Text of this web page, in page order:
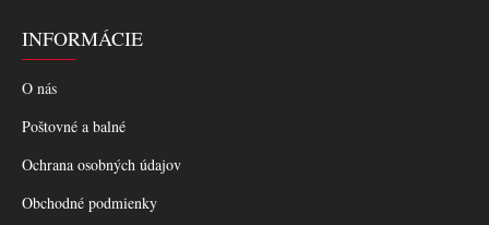
INFORMÁCIE
O nás
Poštovné a balné
Ochrana osobných údajov
Obchodné podmienky